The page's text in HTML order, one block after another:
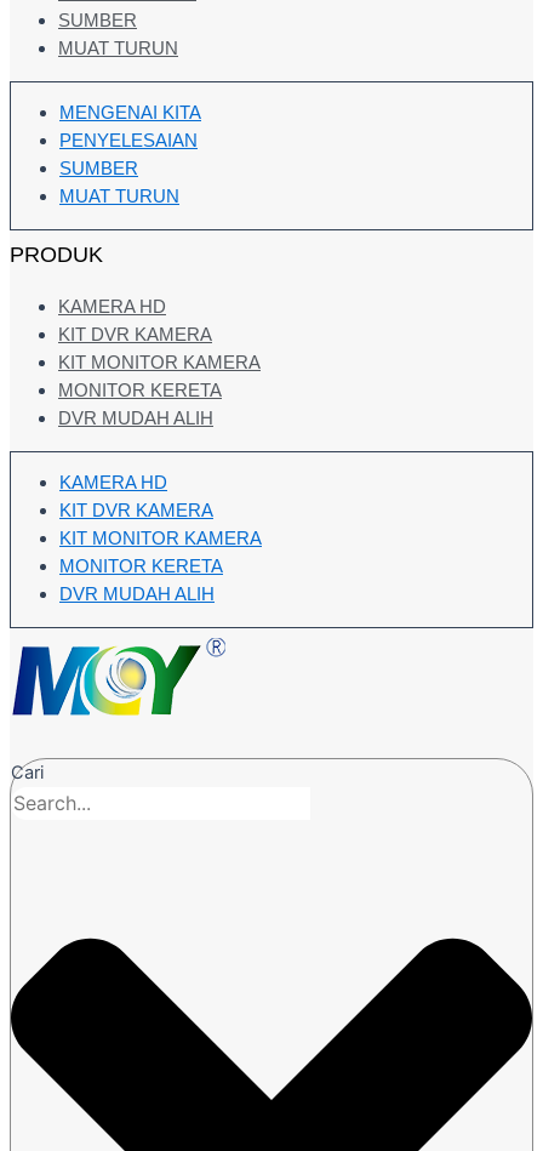
SUMBER
MUAT TURUN
MENGENAI KITA
PENYELESAIAN
SUMBER
MUAT TURUN
PRODUK
KAMERA HD
KIT DVR KAMERA
KIT MONITOR KAMERA
MONITOR KERETA
DVR MUDAH ALIH
KAMERA HD
KIT DVR KAMERA
KIT MONITOR KAMERA
MONITOR KERETA
DVR MUDAH ALIH
Cari